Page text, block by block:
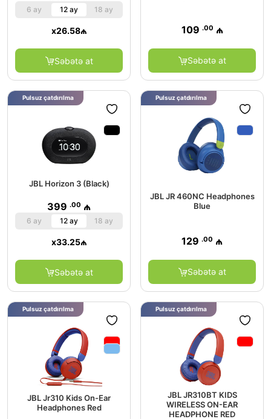
6 ay 12 ay 18 ay
x26.58₼
Səbətə at
109 .00 ₼
Səbətə at
JBL Horizon 3 (Black)
399 .00 ₼
6 ay 12 ay 18 ay
x33.25₼
Səbətə at
Pulsuz çatdırılma
JBL JR 460NC Headphones
Blue
129 .00 ₼
Səbətə at
Pulsuz çatdırılma
JBL Jr310 Kids On-Ear
Headphones Red
Pulsuz çatdırılma
JBL JR310BT KIDS
WIRELESS ON-EAR
HEADPHONE RED
Pulsuz çatdırılma